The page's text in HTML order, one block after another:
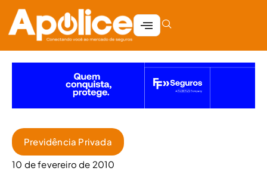
Previdência Privada
10 de fevereiro de 2010